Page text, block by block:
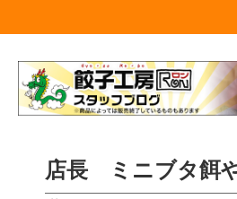
店長 ミニブタ餌